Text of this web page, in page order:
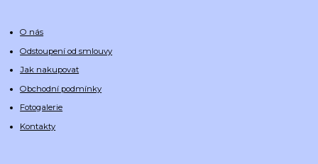
O nás
Odstoupení od smlouvy
Jak nakupovat
Obchodní podmínky
Fotogalerie
Kontakty